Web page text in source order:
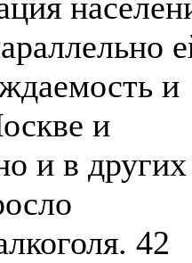
и
и
и в других
42